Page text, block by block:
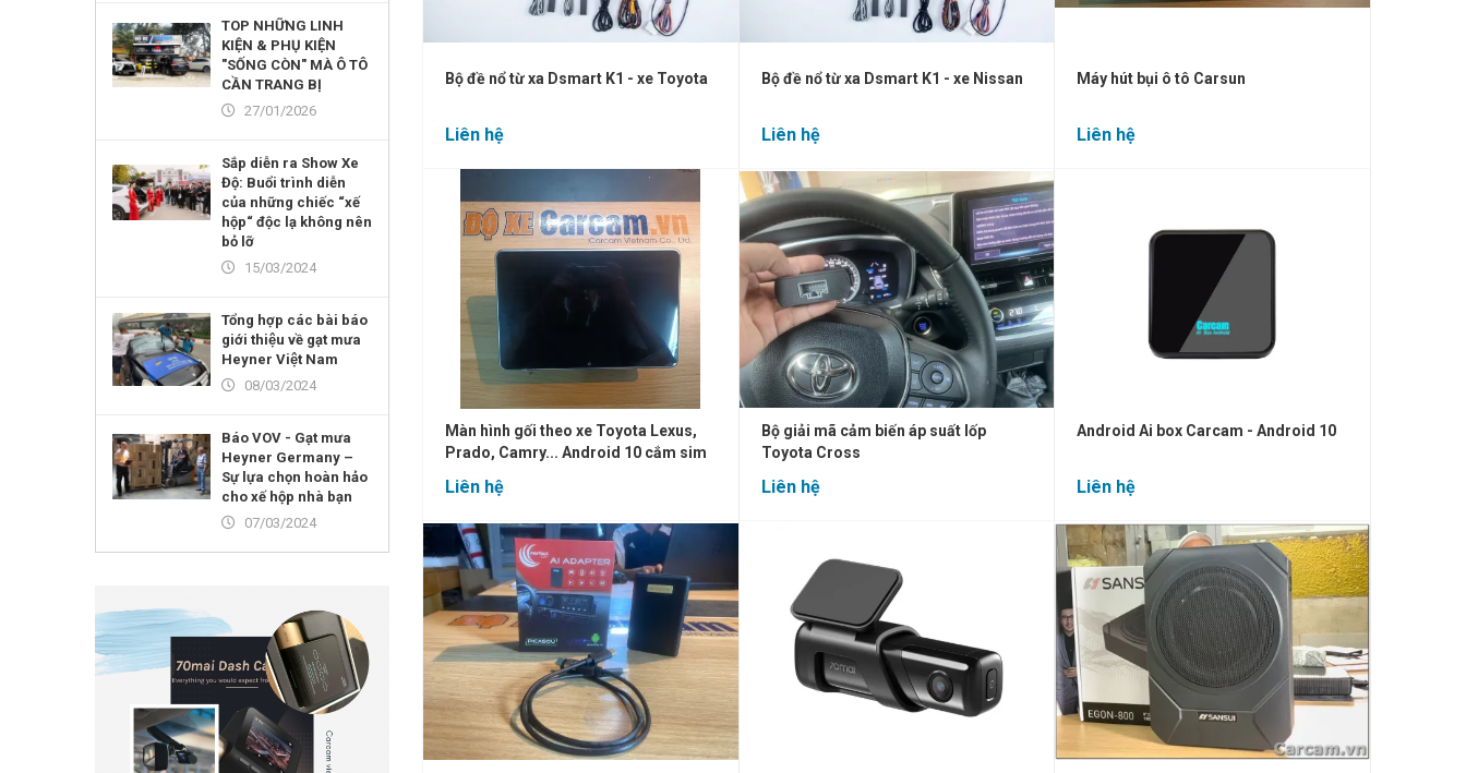
TOP NHỮNG LINH
KIỆN & PHỤ KIỆN
"SỐNG CÒN" MÀ Ô TÔ
CẦN TRANG BỊ
27/01/2026
Sắp diễn ra Show Xe
Độ: Buổi trình diễn
của những chiếc “xế
hộp“ độc lạ không nên
bỏ lỡ
15/03/2024
Tổng hợp các bài báo
giới thiệu về gạt mưa
Heyner Việt Nam
08/03/2024
Báo VOV - Gạt mưa
Heyner Germany –
Sự lựa chọn hoàn hảo
cho xế hộp nhà bạn
07/03/2024
Bộ đề nổ từ xa Dsmart K1 - xe Toyota
Liên hệ
Bộ đề nổ từ xa Dsmart K1 - xe Nissan
Liên hệ
Máy hút bụi ô tô Carsun
Liên hệ
Màn hình gối theo xe Toyota Lexus,
Prado, Camry... Android 10 cắm sim
Liên hệ
Bộ giải mã cảm biến áp suất lốp
Toyota Cross
Liên hệ
Android Ai box Carcam - Android 10
Liên hệ